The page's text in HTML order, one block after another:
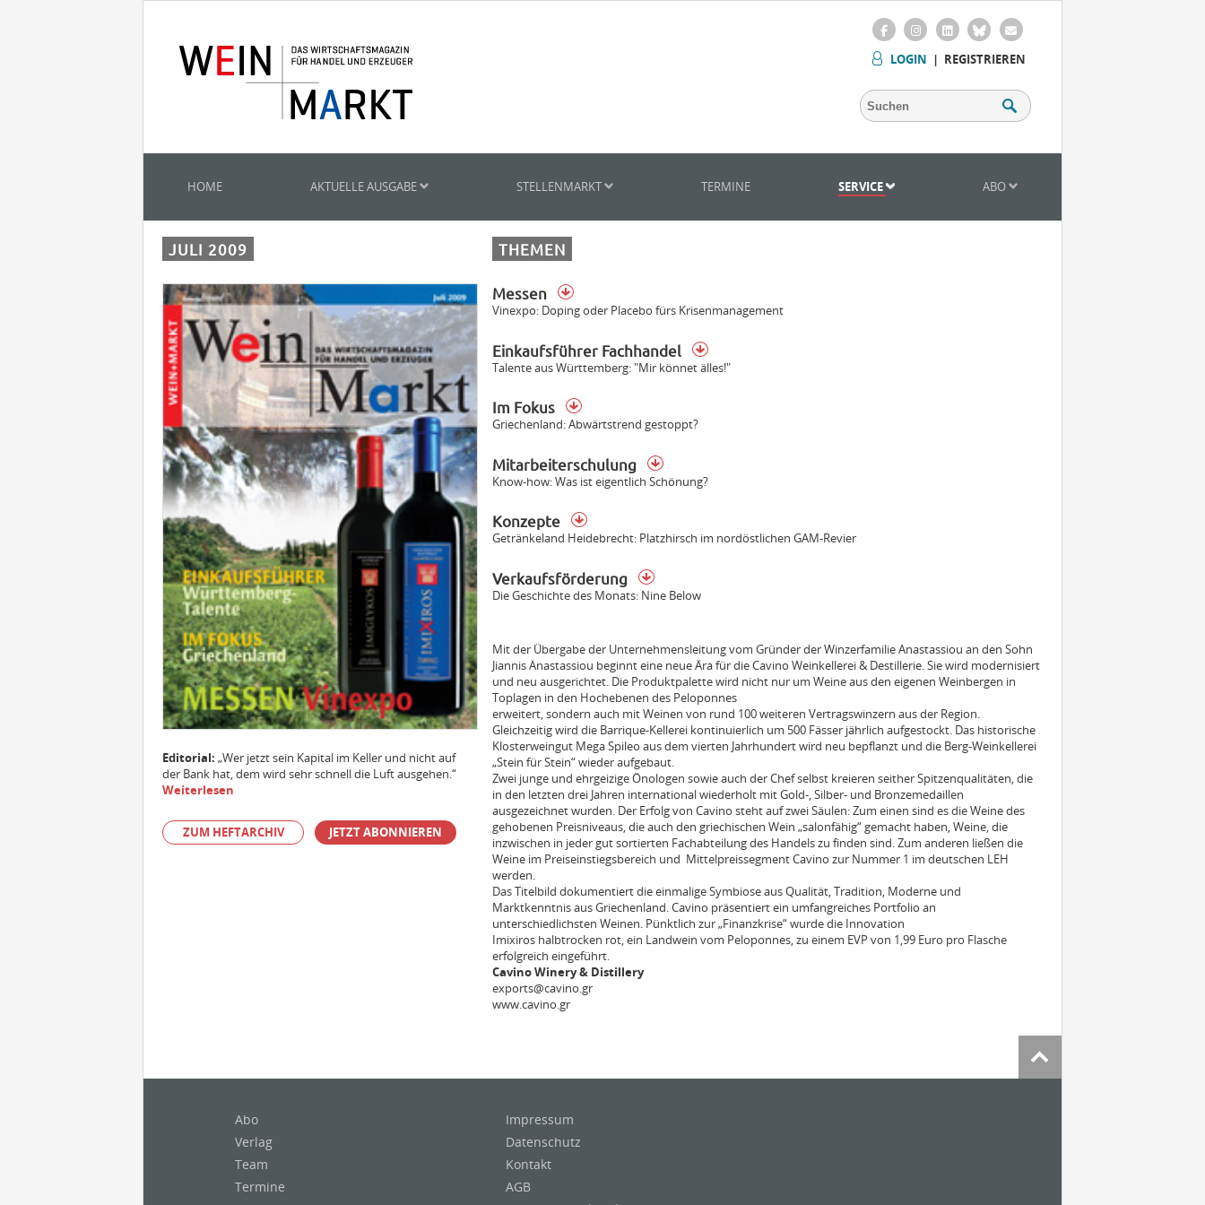
LOGIN | REGISTRIEREN
HOME AKTUELLE AUSGABE STELLENMARKT TERMINE SERVICE ABO
JULI 2009
Editorial: „Wer jetzt sein Kapital im Keller und nicht auf
der Bank hat, dem wird sehr schnell die Luft ausgehen.“
Weiterlesen
ZUM HEFTARCHIV JETZT ABONNIEREN
THEMEN
Messen
Vinexpo: Doping oder Placebo fürs Krisenmanagement
Einkaufsführer Fachhandel
Talente aus Württemberg: "Mir könnet älles!"
Im Fokus
Griechenland: Abwärtstrend gestoppt?
Mitarbeiterschulung
Know-how: Was ist eigentlich Schönung?
Konzepte
Getränkeland Heidebrecht: Platzhirsch im nordöstlichen GAM-Revier
Verkaufsförderung
Die Geschichte des Monats: Nine Below
Mit der Übergabe der Unternehmensleitung vom Gründer der Winzerfamilie Anastassiou an den Sohn
Jiannis Anastassiou beginnt eine neue Ära für die Cavino Weinkellerei & Destillerie. Sie wird modernisiert
und neu ausgerichtet. Die Produktpalette wird nicht nur um Weine aus den eigenen Weinbergen in
Toplagen in den Hochebenen des Peloponnes
erweitert, sondern auch mit Weinen von rund 100 weiteren Vertragswinzern aus der Region.
Gleichzeitig wird die Barrique-Kellerei kontinuierlich um 500 Fässer jährlich aufgestockt. Das historische
Klosterweingut Mega Spileo aus dem vierten Jahrhundert wird neu bepflanzt und die Berg-Weinkellerei
„Stein für Stein“ wieder aufgebaut.
Zwei junge und ehrgeizige Önologen sowie auch der Chef selbst kreieren seither Spitzenqualitäten, die
in den letzten drei Jahren international wiederholt mit Gold-, Silber- und Bronzemedaillen
ausgezeichnet wurden. Der Erfolg von Cavino steht auf zwei Säulen: Zum einen sind es die Weine des
gehobenen Preisniveaus, die auch den griechischen Wein „salonfähig“ gemacht haben, Weine, die
inzwischen in jeder gut sortierten Fachabteilung des Handels zu finden sind. Zum anderen ließen die
Weine im Preiseinstiegsbereich und Mittelpreissegment Cavino zur Nummer 1 im deutschen LEH
werden.
Das Titelbild dokumentiert die einmalige Symbiose aus Qualität, Tradition, Moderne und
Marktkenntnis aus Griechenland. Cavino präsentiert ein umfangreiches Portfolio an
unterschiedlichsten Weinen. Pünktlich zur „Finanzkrise“ wurde die Innovation
Imixiros halbtrocken rot, ein Landwein vom Peloponnes, zu einem EVP von 1,99 Euro pro Flasche
erfolgreich eingeführt.
Cavino Winery & Distillery
exports@cavino.gr
www.cavino.gr
Abo
Verlag
Team
Termine
Impressum
Datenschutz
Kontakt
AGB